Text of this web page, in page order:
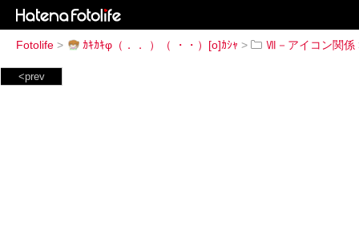
Fotolife > ｶｷｶｷφ（．． ）（ ・・）[o]ｶｼｬ > Ⅶ－アイコン関係
<prev